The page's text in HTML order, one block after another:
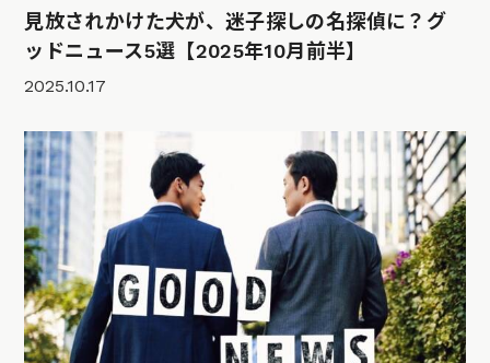
見放されかけた犬が、迷子探しの名探偵に？グ
ッドニュース5選【2025年10月前半】
2025.10.17